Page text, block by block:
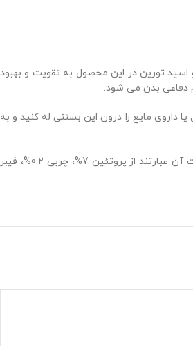
اسید تورین در این محصول به تقویت و بهبود
داروی مایع را درون این بستنی له کنید و به
مواد تشکیل دهنده این محصول شامل آب، مرغ، نشاسته تاپیوکا، طعم دهنده های طبیعی، صمغ گوار، طعم طبیعی میگو، مکمل ویتامین E، تورین، عصاره چای سبز و آنالیز ترکیبات آن عبارتند از پروتئین 7%، چربی 0.2%، فیبر